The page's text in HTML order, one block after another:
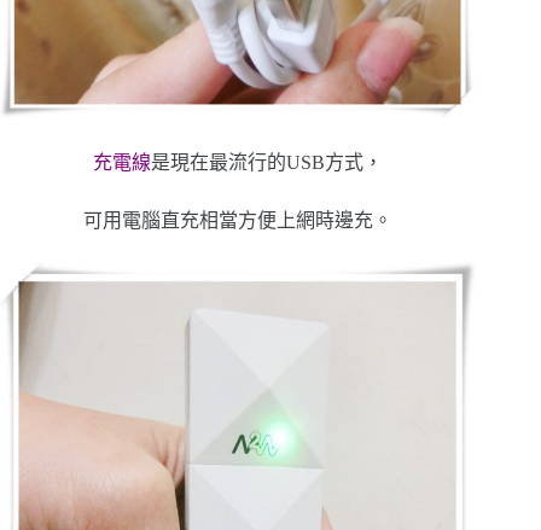
充電線是現在最流行的USB方式，
可用電腦直充相當方便上網時邊充。